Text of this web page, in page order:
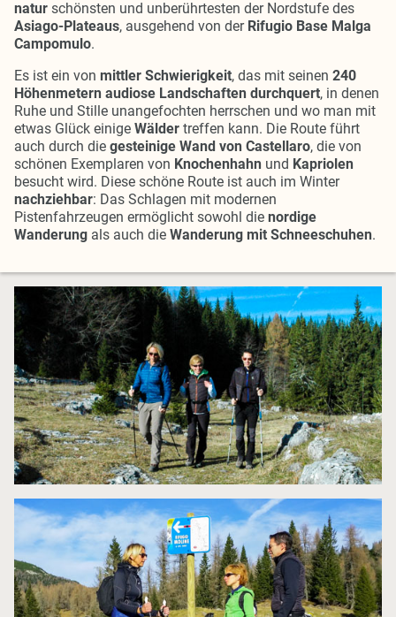
natur schönsten und unberührtesten der Nordstufe des
Asiago-Plateaus, ausgehend von der Rifugio Base Malga
Campomulo.
Es ist ein von mittler Schwierigkeit, das mit seinen 240
Höhenmetern audiose Landschaften durchquert, in denen
Ruhe und Stille unangefochten herrschen und wo man mit
etwas Glück einige Wälder treffen kann. Die Route führt
auch durch die gesteinige Wand von Castellaro, die von
schönen Exemplaren von Knochenhahn und Kapriolen
besucht wird. Diese schöne Route ist auch im Winter
nachziehbar: Das Schlagen mit modernen
Pistenfahrzeugen ermöglicht sowohl die nordige
Wanderung als auch die Wanderung mit Schneeschuhen.